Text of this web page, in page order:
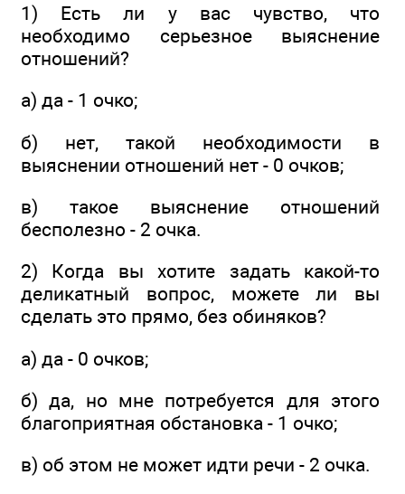
1) Есть ли у вас чувство, что
необходимо серьезное выяснение
отношений?
а) да - 1 очко;
б) нет, такой необходимости в
выяснении отношений нет - 0 очков;
в) такое выяснение отношений
бесполезно - 2 очка.
2) Когда вы хотите задать какой-то
деликатный вопрос, можете ли вы
сделать это прямо, без обиняков?
а) да - 0 очков;
б) да, но мне потребуется для этого
благоприятная обстановка - 1 очко;
в) об этом не может идти речи - 2 очка.